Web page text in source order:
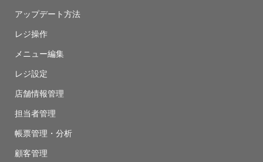
アップデート方法
レジ操作
メニュー編集
レジ設定
店舗情報管理
担当者管理
帳票管理・分析
顧客管理